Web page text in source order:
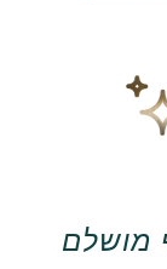
מושלם